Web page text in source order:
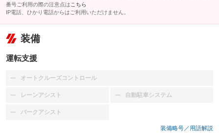
番号ご利用の際の注意点は こちら
IP電話、ひかり電話からはご利用いただけません。
装備
運転支援
オートクルーズコントロール
：装備なし
レーンアシスト
：装備なし 自動駐車システム
：装備なし
パークアシスト
：装備なし
装備略号／用語解説